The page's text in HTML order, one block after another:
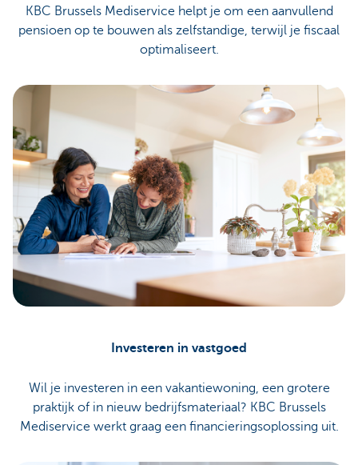
KBC Brussels Mediservice helpt je om een aanvullend
pensioen op te bouwen als zelfstandige, terwijl je fiscaal
optimaliseert.
Investeren in vastgoed
Wil je investeren in een vakantiewoning, een grotere
praktijk of in nieuw bedrijfsmateriaal? KBC Brussels
Mediservice werkt graag een financieringsoplossing uit.